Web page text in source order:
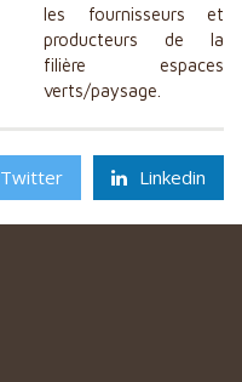
les fournisseurs et
producteurs de la
filière espaces
verts/paysage.
Twitter Linkedin